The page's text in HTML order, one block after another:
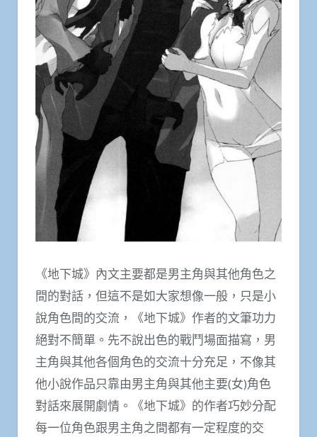
《地下城》內文主要都是男主角與其他角色之
間的對話，但這不是如大家想像一般，只是小
說角色間的交流，《地下城》作者的文筆功力
絕對不簡單。先不說出色的戰鬥場面描寫，男
主角與其他各個角色的交流十分充足，不像其
他小說作品只靠由男主角與其他主要(女)角色
對話來展開劇情。《地下城》的作者巧妙分配
每一位角色跟男主角之間都有一定程度的交